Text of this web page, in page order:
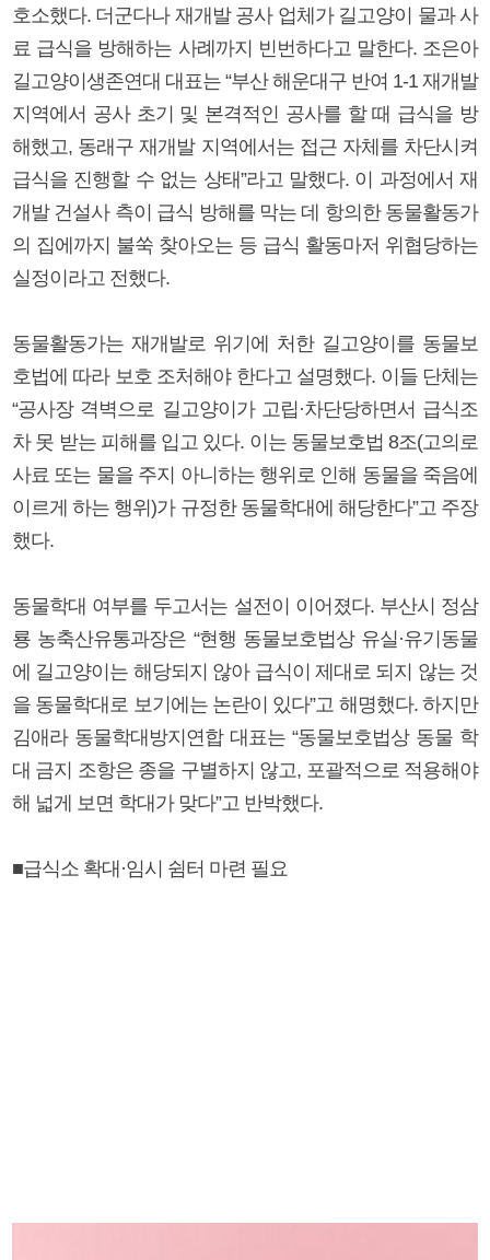
호소했다. 더군다나 재개발 공사 업체가 길고양이 물과 사
료 급식을 방해하는 사례까지 빈번하다고 말한다. 조은아
길고양이생존연대 대표는 “부산 해운대구 반여 1-1 재개발
지역에서 공사 초기 및 본격적인 공사를 할 때 급식을 방
해했고, 동래구 재개발 지역에서는 접근 자체를 차단시켜
급식을 진행할 수 없는 상태”라고 말했다. 이 과정에서 재
개발 건설사 측이 급식 방해를 막는 데 항의한 동물활동가
의 집에까지 불쑥 찾아오는 등 급식 활동마저 위협당하는
실정이라고 전했다.
동물활동가는 재개발로 위기에 처한 길고양이를 동물보
호법에 따라 보호 조처해야 한다고 설명했다. 이들 단체는
“공사장 격벽으로 길고양이가 고립·차단당하면서 급식조
차 못 받는 피해를 입고 있다. 이는 동물보호법 8조(고의로
사료 또는 물을 주지 아니하는 행위로 인해 동물을 죽음에
이르게 하는 행위)가 규정한 동물학대에 해당한다”고 주장
했다.
동물학대 여부를 두고서는 설전이 이어졌다. 부산시 정삼
룡 농축산유통과장은 “현행 동물보호법상 유실·유기동물
에 길고양이는 해당되지 않아 급식이 제대로 되지 않는 것
을 동물학대로 보기에는 논란이 있다”고 해명했다. 하지만
김애라 동물학대방지연합 대표는 “동물보호법상 동물 학
대 금지 조항은 종을 구별하지 않고, 포괄적으로 적용해야
해 넓게 보면 학대가 맞다”고 반박했다.
■급식소 확대·임시 쉼터 마련 필요